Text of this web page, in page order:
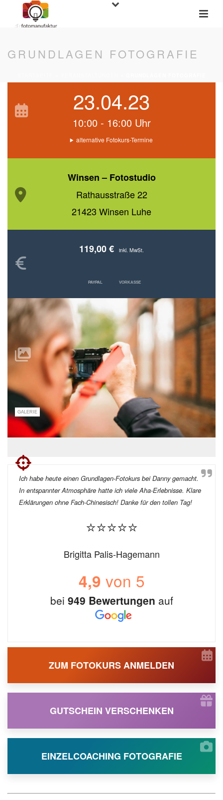
GRUNDLAGEN FOTOGRAFIE
23.04.23
10:00 - 16:00 Uhr
alternative Fotokurs-Termine
Winsen – Fotostudio
Rathausstraße 22
21423 Winsen Luhe
119,00 € inkl. MwSt.
PAYPAL VORKASSE
GALERIE
Ich habe heute einen Grundlagen-Fotokurs bei Danny gemacht.
In entspannter Atmosphäre hatte ich viele Aha-Erlebnisse. Klare
Erklärungen ohne Fach-Chinesisch! Danke für den tollen Tag!
⭐⭐⭐⭐⭐
Brigitta Palis-Hagemann
4,9 von 5
bei 949 Bewertungen auf
ZUM FOTOKURS ANMELDEN
GUTSCHEIN VERSCHENKEN
EINZELCOACHING FOTOGRAFIE